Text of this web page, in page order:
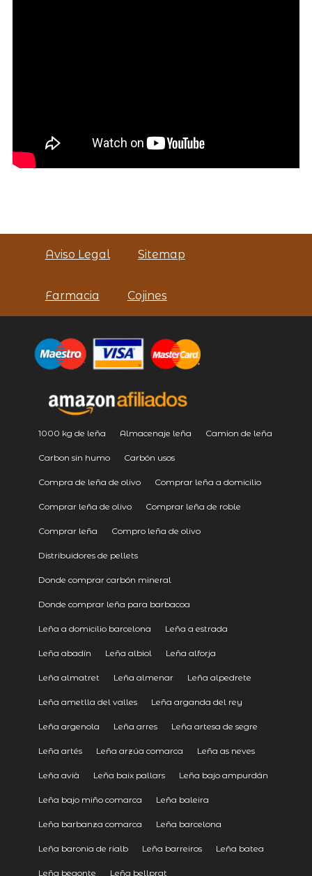
Aviso Legal Sitemap
Farmacia Cojines
1000 kg de leña Almacenaje leña Camion de leña
Carbon sin humo Carbón usos
Compra de leña de olivo Comprar leña a domicilio
Comprar leña de olivo Comprar leña de roble
Comprar leña Compro leña de olivo
Distribuidores de pellets
Donde comprar carbón mineral
Donde comprar leña para barbacoa
Leña a domicilio barcelona Leña a estrada
Leña abadín Leña albiol Leña alforja
Leña almatret Leña almenar Leña alpedrete
Leña ametlla del valles Leña arganda del rey
Leña argenola Leña arres Leña artesa de segre
Leña artés Leña arzúa comarca Leña as neves
Leña avià Leña baix pallars Leña bajo ampurdán
Leña bajo miño comarca Leña baleira
Leña barbanza comarca Leña barcelona
Leña baronia de rialb Leña barreiros Leña batea
Leña begonte Leña bellprat